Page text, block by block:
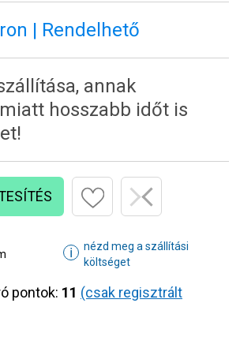
| Rendelhető
annak
hosszabb időt is
ℹ
nézd meg a szállítási
költséget
pontok: 11 (csak regisztrált